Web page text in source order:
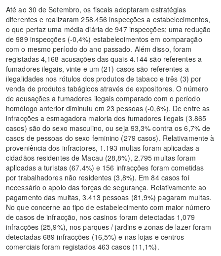
Até ao 30 de Setembro, os fiscais adoptaram estratégias
diferentes e realizaram 258.456 inspecções a estabelecimentos,
o que perfaz uma média diária de 947 inspecções; uma redução
de 989 inspecções (-0,4%) estabelecimentos em comparação
com o mesmo período do ano passado. Além disso, foram
registadas 4,168 acusações das quais 4.144 são referentes a
fumadores ilegais, vinte e um (21) casos são referentes a
ilegalidades nos rótulos dos produtos de tabaco e três (3) por
venda de produtos tabágicos através de expositores. O número
de acusações a fumadores ilegais comparado com o período
homólogo anterior diminuiu em 23 pessoas (-0,6%). De entre as
infracções a esmagadora maioria dos fumadores ilegais (3.865
casos) são do sexo masculino, ou seja 93,3% contra os 6,7% de
casos de pessoas do sexo feminino (279 casos). Relativamente à
proveniência dos infractores, 1.193 multas foram aplicadas a
cidadãos residentes de Macau (28,8%), 2.795 multas foram
aplicadas a turistas (67.4%) e 156 infracções foram cometidas
por trabalhadores não residentes (3,8%). Em 84 casos foi
necessário o apoio das forças de segurança. Relativamente ao
pagamento das multas, 3.413 pessoas (81,9%) pagaram multas.
No que concerne ao tipo de estabelecimento com maior número
de casos de infracção, nos casinos foram detectadas 1,079
infracções (25,9%), nos parques / jardins e zonas de lazer foram
detectadas 689 infracções (16,5%) e nas lojas e centros
comerciais foram registados 463 casos (11,1%).